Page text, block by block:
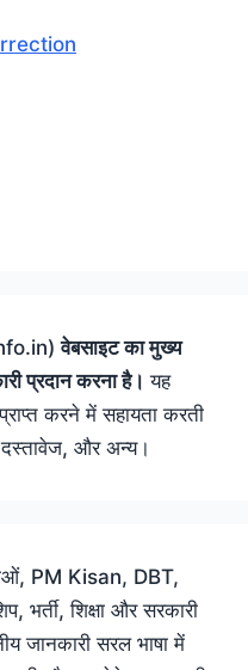
वेबसाइट का मुख्य
प्रदान करना है। यह
करने में सहायता करती
दस्तावेज, और अन्य।
PM Kisan, DBT,
भर्ती, शिक्षा और सरकारी
जानकारी सरल भाषा में